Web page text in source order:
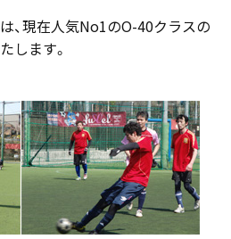
、現在人気No1のO-40クラスの
します。